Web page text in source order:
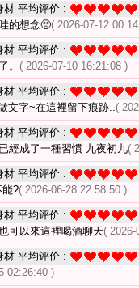
材 平均评价 :
的想念🥺( 2026-07-12
材 平均评价 :
。 ( 2026-07-10 16:21:08 )
材 平均评价 :
文字~在這裡留下痕跡..(
材 平均评价 :
經成了一種習慣 九夜初九(
材 平均评价 :
能?( 2026-06-28 22:58:50 )
材 平均评价 :
可以來這裡喝酒聊天(
材 平均评价 :
02:26:40 )